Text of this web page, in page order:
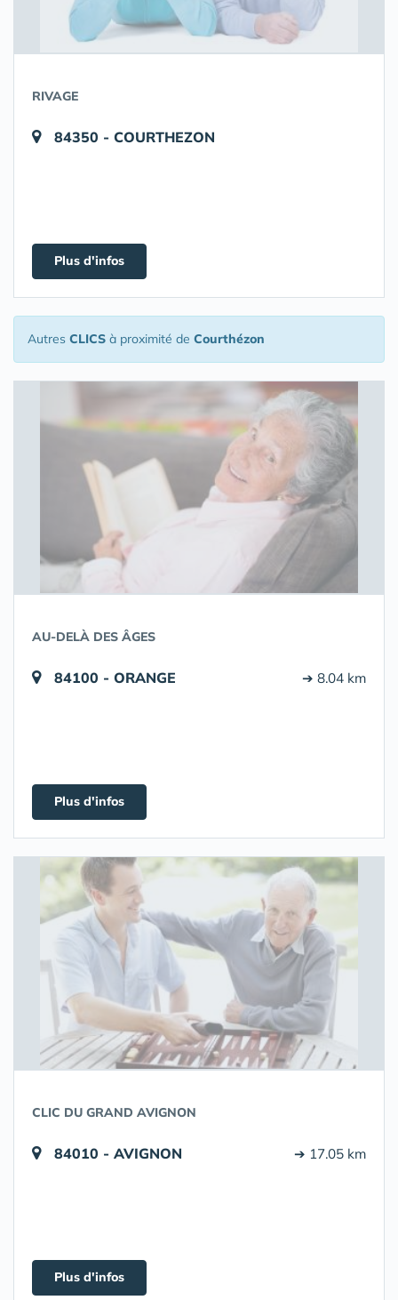
RIVAGE
84350 - COURTHEZON
Plus d'infos
Autres CLICS à proximité de Courthézon
AU-DELÀ DES ÂGES
84100 - ORANGE ➔ 8.04 km
Plus d'infos
CLIC DU GRAND AVIGNON
84010 - AVIGNON ➔ 17.05 km
Plus d'infos